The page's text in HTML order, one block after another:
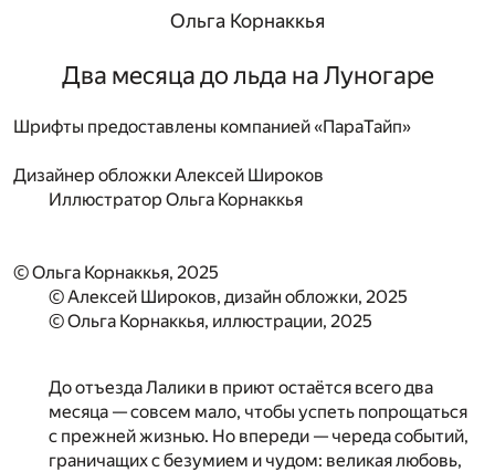
Ольга Корнаккья
Два месяца до льда на Луногаре
Шрифты предоставлены компанией «ПараТайп»
Дизайнер обложкиАлексей Широков
Иллюстратор Ольга Корнаккья
© Ольга Корнаккья, 2025
© Алексей Широков, дизайн обложки, 2025
© Ольга Корнаккья, иллюстрации, 2025
До отъезда Лалики в приют остаётся всего два
месяца — совсем мало, чтобы успеть попрощаться
с прежней жизнью. Но впереди — череда событий,
граничащих с безумием и чудом: великая любовь,